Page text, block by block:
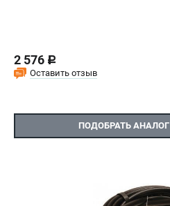
2 576 c
Оставить отзыв
ПОДОБРАТЬ АНАЛОГ